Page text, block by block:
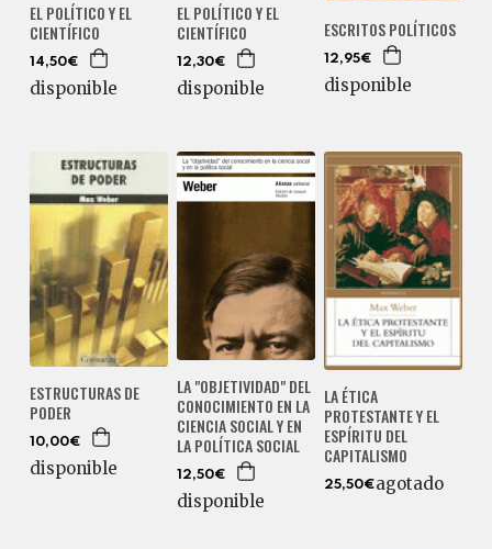
EL POLÍTICO Y EL
CIENTÍFICO
14,50€
disponible
EL POLÍTICO Y EL
CIENTÍFICO
12,30€
disponible
ESCRITOS POLÍTICOS
12,95€
disponible
ESTRUCTURAS DE
PODER
10,00€
disponible
LA "OBJETIVIDAD" DEL
CONOCIMIENTO EN LA
CIENCIA SOCIAL Y EN
LA POLÍTICA SOCIAL
12,50€
disponible
LA ÉTICA
PROTESTANTE Y EL
ESPÍRITU DEL
CAPITALISMO
25,50€agotado